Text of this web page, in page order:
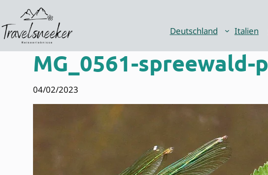
Inhalt
springen
Deutschland Italien
MG_0561-
04/02/2023